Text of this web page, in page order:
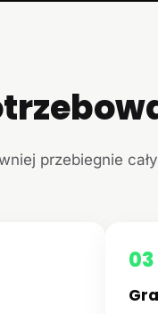
przebiegnie
03